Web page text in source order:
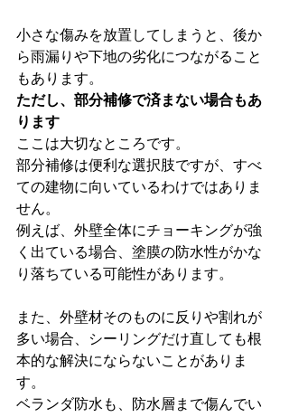
小さな傷みを放置してしまうと、後か
ら雨漏りや下地の劣化につながること
もあります。
ただし、部分補修で済まない場合もあ
ります
ここは大切なところです。
部分補修は便利な選択肢ですが、すべ
ての建物に向いているわけではありま
せん。
例えば、外壁全体にチョーキングが強
く出ている場合、塗膜の防水性がかな
り落ちている可能性があります。
また、外壁材そのものに反りや割れが
多い場合、シーリングだけ直しても根
本的な解決にならないことがありま
す。
ベランダ防水も、防水層まで傷んでい